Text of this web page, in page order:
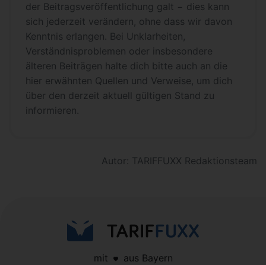
der Beitragsveröffentlichung galt − dies kann
sich jederzeit verändern, ohne dass wir davon
Kenntnis erlangen. Bei Unklarheiten,
Verständnisproblemen oder insbesondere
älteren Beiträgen halte dich bitte auch an die
hier erwähnten Quellen und Verweise, um dich
über den derzeit aktuell gültigen Stand zu
informieren.
Autor: TARIFFUXX Redaktionsteam
mit aus Bayern